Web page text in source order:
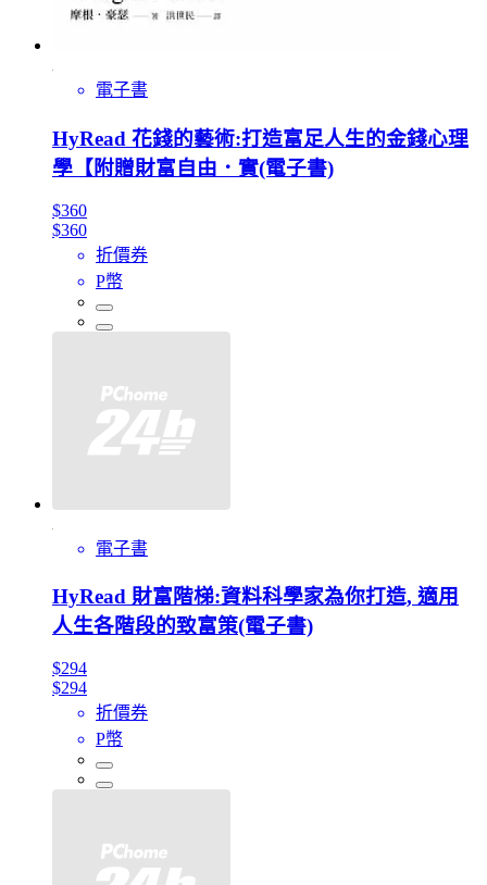
電子書
HyRead 花錢的藝術:打造富足人生的金錢心理
學【附贈財富自由．實(電子書)
$360
$360
折價券
P幣
電子書
HyRead 財富階梯:資料科學家為你打造, 適用
人生各階段的致富策(電子書)
$294
$294
折價券
P幣